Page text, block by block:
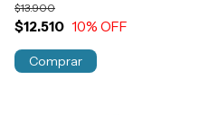
$12.510
$13.900
10% OFF
Comprar